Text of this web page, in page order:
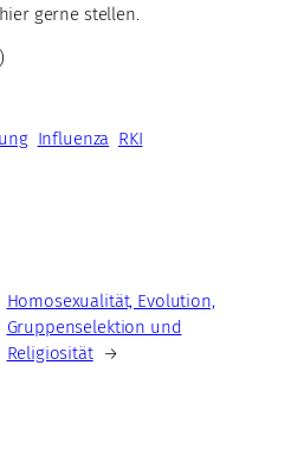
gerne stellen.
)
Influenza RKI
Homosexualität, Evolution,
Gruppenselektion und
Religiosität →